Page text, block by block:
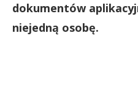
dokumentów
niejedną osobę.